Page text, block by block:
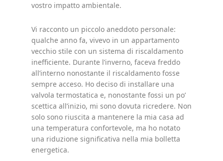
vostro impatto ambientale.
Vi racconto un piccolo aneddoto personale:
qualche anno fa, vivevo in un appartamento
vecchio stile con un sistema di riscaldamento
inefficiente. Durante l’inverno, faceva freddo
all’interno nonostante il riscaldamento fosse
sempre acceso. Ho deciso di installare una
valvola termostatica e, nonostante fossi un po’
scettica all’inizio, mi sono dovuta ricredere. Non
solo sono riuscita a mantenere la mia casa ad
una temperatura confortevole, ma ho notato
una riduzione significativa nella mia bolletta
energetica.